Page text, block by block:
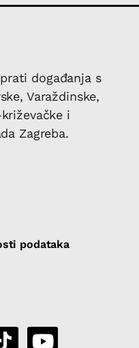
događanja s
Varaždinske,
i
Zagreba.
podataka